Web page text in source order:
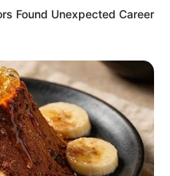
Found Unexpected Career